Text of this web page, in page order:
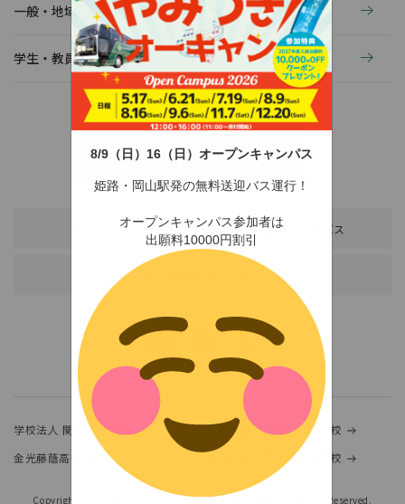
8/9（日）16（日）オープンキャンパス
姫路・岡山駅発の無料送迎バス運行！
オープンキャンパス参加者は
出願料10000円割引
一般・地域の方へ
学生・教員の活動
〒678-0255 兵庫県赤穂市新田380-3
TEL：0791-46-2525（代）FAX：0791-46-2526
アクセス スクールバス
学校法人 関西金光学園
金光大阪中学校・高等学校
金光藤蔭高等学校
金光八尾中学校・高等学校
Copyright(c)KANSAI UNIVERSITY of SOCIAL WELFARE.ALL Rights Reserved.